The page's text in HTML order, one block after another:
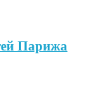
Парижа